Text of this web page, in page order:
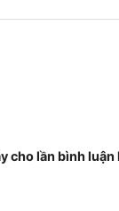
cho lần bình luận